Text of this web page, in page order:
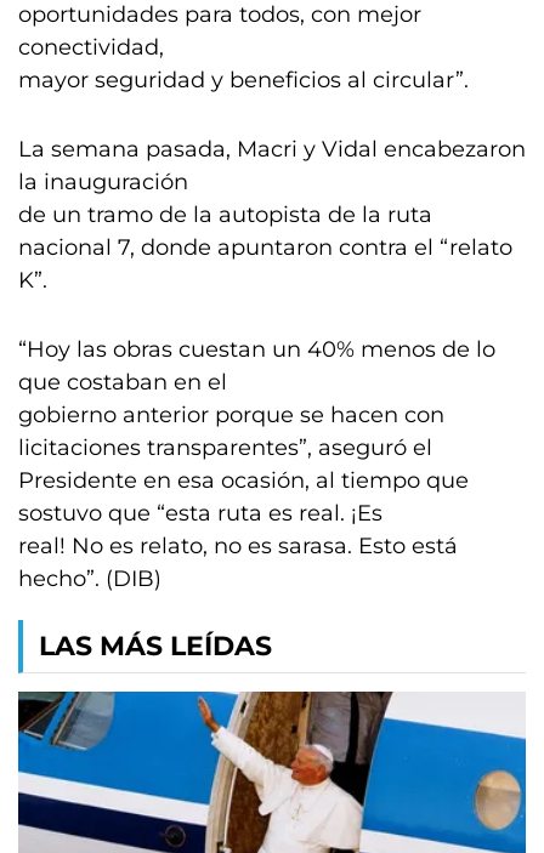
oportunidades para todos, con mejor
conectividad,
mayor seguridad y beneficios al circular”.
La semana pasada, Macri y Vidal encabezaron
la inauguración
de un tramo de la autopista de la ruta
nacional 7, donde apuntaron contra el “relato
K”.
“Hoy las obras cuestan un 40% menos de lo
que costaban en el
gobierno anterior porque se hacen con
licitaciones transparentes”, aseguró el
Presidente en esa ocasión, al tiempo que
sostuvo que “esta ruta es real. ¡Es
real! No es relato, no es sarasa. Esto está
hecho”. (DIB)
LAS MÁS LEÍDAS